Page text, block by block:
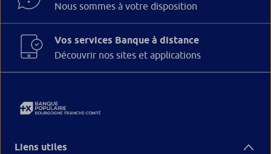
Nous sommes à votre disposition
Vos services Banque à distance
Découvrir nos sites et applications
Liens utiles